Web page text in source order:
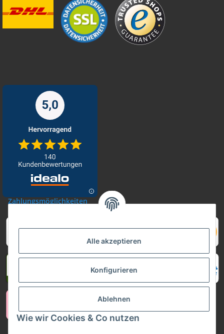
Alle akzeptieren
Konfigurieren
Ablehnen
Wie wir Cookies & Co nutzen
Zahlungsmöglichkeiten